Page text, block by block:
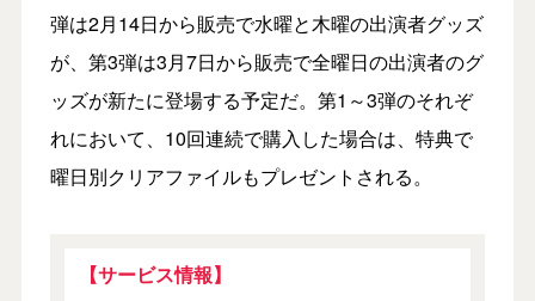
弾は2月14日から販売で水曜と木曜の出演者グッズ
が、第3弾は3月7日から販売で全曜日の出演者のグ
ッズが新たに登場する予定だ。第1～3弾のそれぞ
れにおいて、10回連続で購入した場合は、特典で
曜日別クリアファイルもプレゼントされる。
【サービス情報】